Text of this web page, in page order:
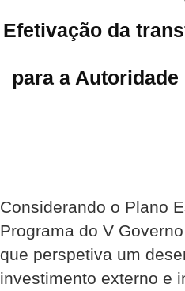
Efetivação da
para a
Considerando o Plano
Programa do V
que perspetiva um
investimento externo e